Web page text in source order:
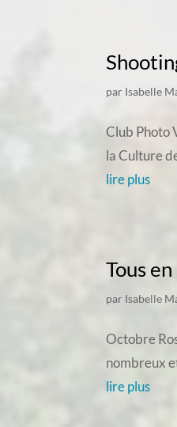
par Isabelle
Club Photo
la Culture
lire plus
Tous
par Isabelle
Octobre
nombreux
lire plus